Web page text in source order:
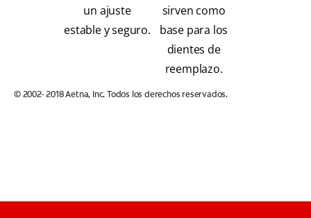
un ajuste
estable y seguro.
sirven como
base para los
dientes de
reemplazo.
© 2002- 2018 Aetna, Inc. Todos los derechos reservados.